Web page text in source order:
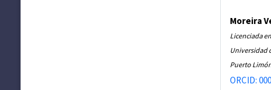
Moreira
Licenciada
Universidad
Puerto
ORCID: